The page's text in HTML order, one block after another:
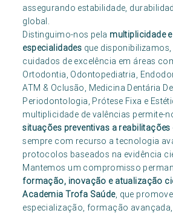
assegurando estabilidade,
global.
Distinguimo-nos pela multiplicidade
especialidades que
cuidados de excelência em áreas
Ortodontia, Odontopediatria,
ATM & Oclusão, Medicina Dentária
Periodontologia, Prótese Fixa e
multiplicidade de valências permite-
situações preventivas a
sempre com recurso a tecnologia
protocolos baseados na evidência
Mantemos um compromisso
formação, inovação e atualização
Academia Trofa Saúde, que
especialização, formação